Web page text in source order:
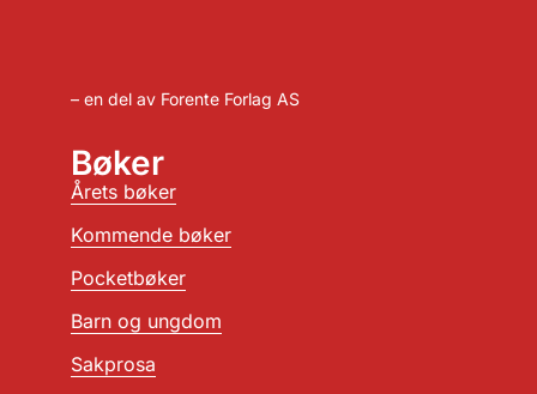
– en del av Forente Forlag AS
Bøker
Årets bøker
Kommende bøker
Pocketbøker
Barn og ungdom
Sakprosa